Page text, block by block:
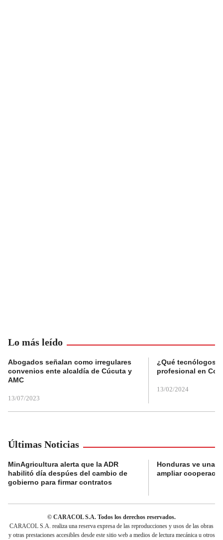
Lo más leído
Abogados señalan como irregulares
convenios ente alcaldía de Cúcuta y
AMC
13/07/2023
¿Qué tecnólogos
profesional en
13/02/2024
Últimas Noticias
MinAgricultura alerta que la ADR
habilitó día despúes del cambio de
gobierno para firmar contratos
Honduras ve una
ampliar
© CARACOL S.A. Todos los derechos reservados.
CARACOL S.A. realiza una reserva expresa de las reproducciones y usos de las obras
y otras prestaciones accesibles desde este sitio web a medios de lectura mecánica u otros